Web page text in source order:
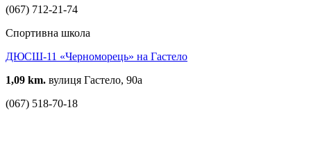
(067) 712-21-74
Спортивна школа
ДЮСШ-11 «Черноморець» на Гастело
1,09 km. вулиця Гастело, 90а
(067) 518-70-18